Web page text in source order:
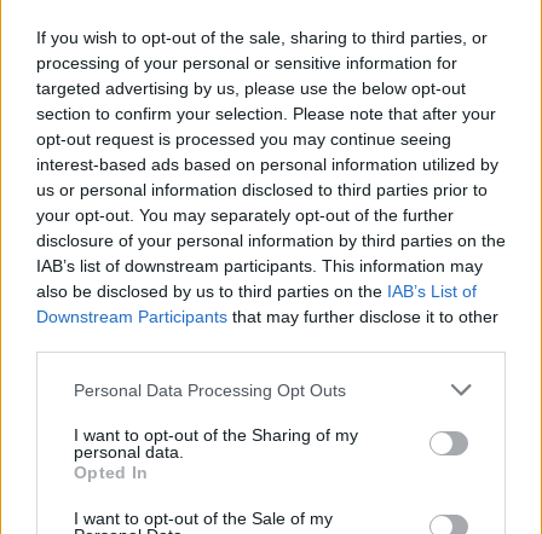
If you wish to opt-out of the sale, sharing to third parties, or
processing of your personal or sensitive information for
targeted advertising by us, please use the below opt-out
section to confirm your selection. Please note that after your
opt-out request is processed you may continue seeing
interest-based ads based on personal information utilized by
us or personal information disclosed to third parties prior to
your opt-out. You may separately opt-out of the further
disclosure of your personal information by third parties on the
IAB’s list of downstream participants. This information may
also be disclosed by us to third parties on the IAB’s List of
Downstream Participants that may further disclose it to other
Please note that this website/app uses one or more Google
not limited to your visit or usage behaviour. You may click to
grant or deny consent to Google and its third-party tags to
use your data for below specified purposes in below Google
consent section.
Personal Data Processing Opt Outs
I want to opt-out of the Sharing of my
personal data.
Opted In
I want to opt-out of the Sale of my
Sigue leyendo
FINANZAS
Cómo la crisis de refino está afectando los precios de la
Lucía Herrera · 7 Ago 2026